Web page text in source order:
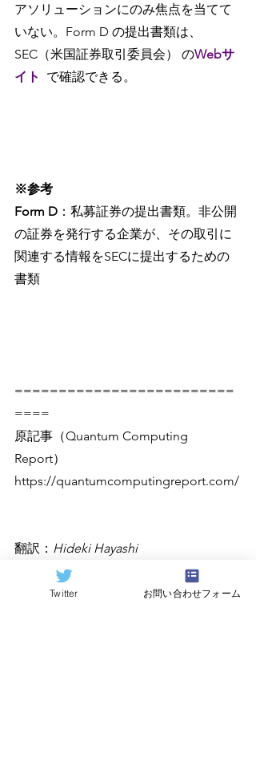
アソリューションにのみ焦点を当てて
いない。Form D の提出書類は、
SEC（米国証券取引委員会） のWebサ
イト
で確認できる。
※参考
Form D ：私募証券の提出書類。非公開
の証券を発行する企業が、その取引に
関連する情報をSECに提出するための
書類
=========================
====
原記事（Quantum Computing
Report）
https://quantumcomputingreport.com/
翻訳： Hideki Hayashi
Twitter お問い合わせフォーム